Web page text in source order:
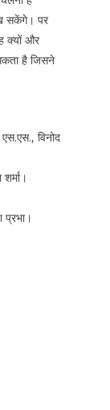
सकेंगे। पर
क्यों और
है जिसने
विनोद
प्रभा।